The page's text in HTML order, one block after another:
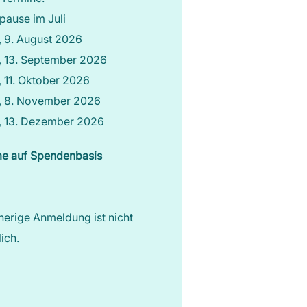
im Juli
9. August 2026
13. September 2026
11. Oktober 2026
8. November 2026
13. Dezember 2026
auf Spendenbasis
Anmeldung ist nicht